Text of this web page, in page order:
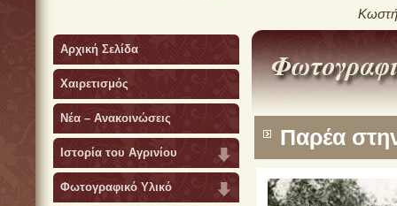
Αρχική Σελίδα
Χαιρετισμός
Νέα – Ανακοινώσεις
Ιστορία του Αγρινίου
Φωτογραφικό Υλικό
Παρέα